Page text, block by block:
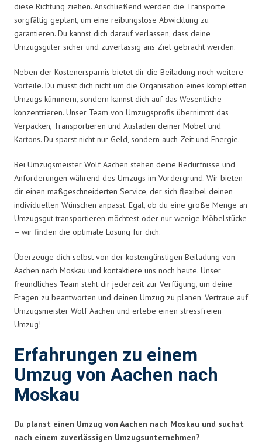
diese Richtung ziehen. Anschließend werden die Transporte
sorgfältig geplant, um eine reibungslose Abwicklung zu
garantieren. Du kannst dich darauf verlassen, dass deine
Umzugsgüter sicher und zuverlässig ans Ziel gebracht werden.
Neben der Kostenersparnis bietet dir die Beiladung noch weitere
Vorteile. Du musst dich nicht um die Organisation eines kompletten
Umzugs kümmern, sondern kannst dich auf das Wesentliche
konzentrieren. Unser Team von Umzugsprofis übernimmt das
Verpacken, Transportieren und Ausladen deiner Möbel und
Kartons. Du sparst nicht nur Geld, sondern auch Zeit und Energie.
Bei Umzugsmeister Wolf Aachen stehen deine Bedürfnisse und
Anforderungen während des Umzugs im Vordergrund. Wir bieten
dir einen maßgeschneiderten Service, der sich flexibel deinen
individuellen Wünschen anpasst. Egal, ob du eine große Menge an
Umzugsgut transportieren möchtest oder nur wenige Möbelstücke
– wir finden die optimale Lösung für dich.
Überzeuge dich selbst von der kostengünstigen Beiladung von
Aachen nach Moskau und kontaktiere uns noch heute. Unser
freundliches Team steht dir jederzeit zur Verfügung, um deine
Fragen zu beantworten und deinen Umzug zu planen. Vertraue auf
Umzugsmeister Wolf Aachen und erlebe einen stressfreien
Umzug!
Erfahrungen zu einem
Umzug von Aachen nach
Moskau
Du planst einen Umzug von Aachen nach Moskau und suchst
nach einem zuverlässigen Umzugsunternehmen?